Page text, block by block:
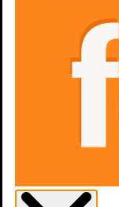
Zaloguj sięZałóź konto